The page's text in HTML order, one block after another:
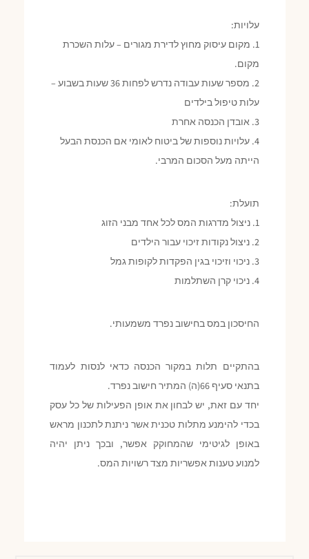
עלויות:
1. מקום עיסוק מחוץ לדירת מגורים – עלות השכרת
מקום.
2. מספר שעות עבודה נדרש לפחות 36 שעות בשבוע –
עלות טיפול בילדים
3. אובדן הכנסה אחרת
4. עלויות נוספות של ביטוח לאומי אם הכנסת הבעל
הייתה מעל הסכום המרבי.
תועלת:
1. ניצול מדרגות המס לכל אחד מבני הזוג
2. ניצול נקודות זיכוי עבור הילדים
3. ניכוי וזיכוי בגין הפקדות לקופות גמל
4. ניכוי קרן השתלמות
החיסכון במס בחישוב נפרד משמעותי.
בהתקיים תלות במקור הכנסה כדאי לנסות לעמוד
בתנאי סעיף 66(ה) המתיר חישוב נפרד.
יחד עם זאת, יש לבחון את אופן הפעילות של כל עסק
בכדי להימנע מתלות טכנית אשר ניתנת לתכנון מראש
באופן לגיטימי שהמחוקק אפשר, ובכך ניתן יהיה
למנוע טענות אפשריות מצד רשויות המס.